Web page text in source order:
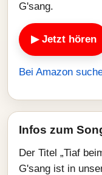
G'sang.
▶ Jetzt hören
Bei Amazon
Infos zum
Der Titel „Tiaf
G'sang ist in